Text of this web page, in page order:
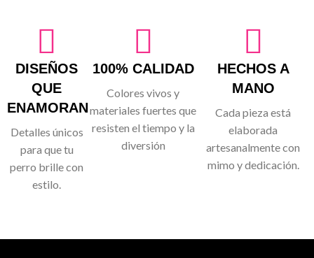
DISEÑOS
QUE
ENAMORAN
Detalles únicos
para que tu
perro brille con
estilo.
100% CALIDAD
Colores vivos y
materiales fuertes que
resisten el tiempo y la
diversión
HECHOS A
MANO
Cada pieza está
elaborada
artesanalmente con
mimo y dedicación.